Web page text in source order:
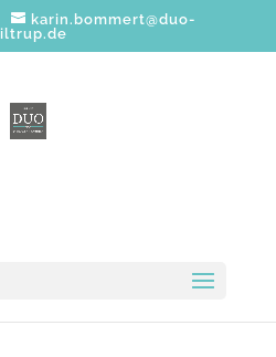
karin.bommert@duo-